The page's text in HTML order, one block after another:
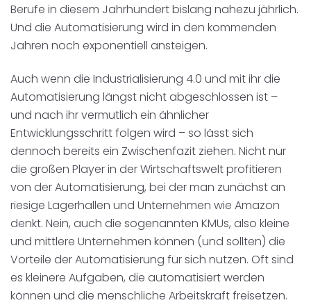
Berufe in diesem Jahrhundert bislang nahezu jährlich.
Und die Automatisierung wird in den kommenden
Jahren noch exponentiell ansteigen.
Auch wenn die Industrialisierung 4.0 und mit ihr die
Automatisierung längst nicht abgeschlossen ist –
und nach ihr vermutlich ein ähnlicher
Entwicklungsschritt folgen wird – so lässt sich
dennoch bereits ein Zwischenfazit ziehen. Nicht nur
die großen Player in der Wirtschaftswelt profitieren
von der Automatisierung, bei der man zunächst an
riesige Lagerhallen und Unternehmen wie Amazon
denkt. Nein, auch die sogenannten KMUs, also kleine
und mittlere Unternehmen können (und sollten) die
Vorteile der Automatisierung für sich nutzen. Oft sind
es kleinere Aufgaben, die automatisiert werden
können und die menschliche Arbeitskraft freisetzen.